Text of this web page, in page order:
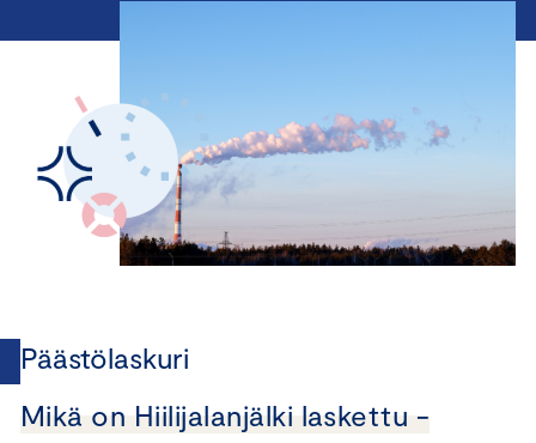
Päästölaskuri
Mikä on Hiilijalanjälki laskettu -